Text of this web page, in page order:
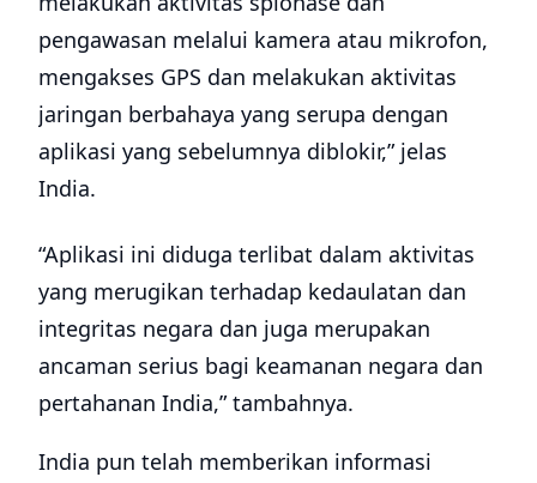
pengawasan melalui kamera atau mikrofon,
mengakses GPS dan melakukan aktivitas
jaringan berbahaya yang serupa dengan
aplikasi yang sebelumnya diblokir,” jelas
India.
“Aplikasi ini diduga terlibat dalam aktivitas
yang merugikan terhadap kedaulatan dan
integritas negara dan juga merupakan
ancaman serius bagi keamanan negara dan
pertahanan India,” tambahnya.
India pun telah memberikan informasi